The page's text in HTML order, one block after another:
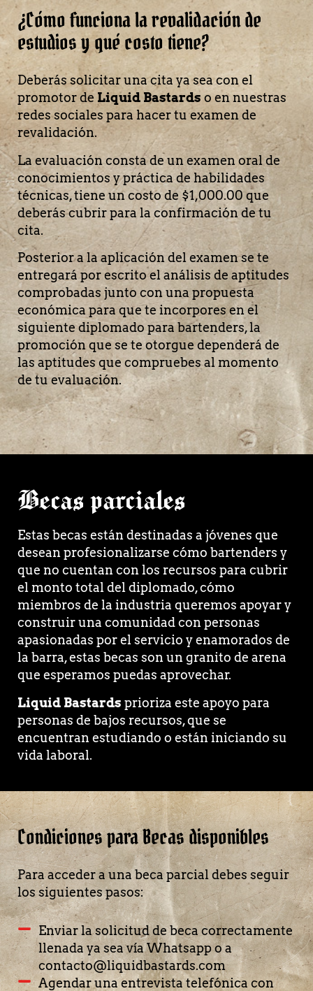
¿Cómo funciona la revalidación de
estudios y qué costo tiene?
Deberás solicitar una cita ya sea con el
promotor de Liquid Bastards o en nuestras
redes sociales para hacer tu examen de
revalidación.
La evaluación consta de un examen oral de
conocimientos y práctica de habilidades
técnicas, tiene un costo de $1,000.00 que
deberás cubrir para la confirmación de tu
cita.
Posterior a la aplicación del examen se te
entregará por escrito el análisis de aptitudes
comprobadas junto con una propuesta
económica para que te incorpores en el
siguiente diplomado para bartenders, la
promoción que se te otorgue dependerá de
las aptitudes que compruebes al momento
de tu evaluación.
Becas parciales
Estas becas están destinadas a jóvenes que
desean profesionalizarse cómo bartenders y
que no cuentan con los recursos para cubrir
el monto total del diplomado, cómo
miembros de la industria queremos apoyar y
construir una comunidad con personas
apasionadas por el servicio y enamorados de
la barra, estas becas son un granito de arena
que esperamos puedas aprovechar.
Liquid Bastards prioriza este apoyo para
personas de bajos recursos, que se
encuentran estudiando o están iniciando su
vida laboral.
Condiciones para Becas disponibles
Para acceder a una beca parcial debes seguir
los siguientes pasos:
Enviar la solicitud de beca correctamente
llenada ya sea vía Whatsapp o a
contacto@liquidbastards.com
Agendar una entrevista telefónica con